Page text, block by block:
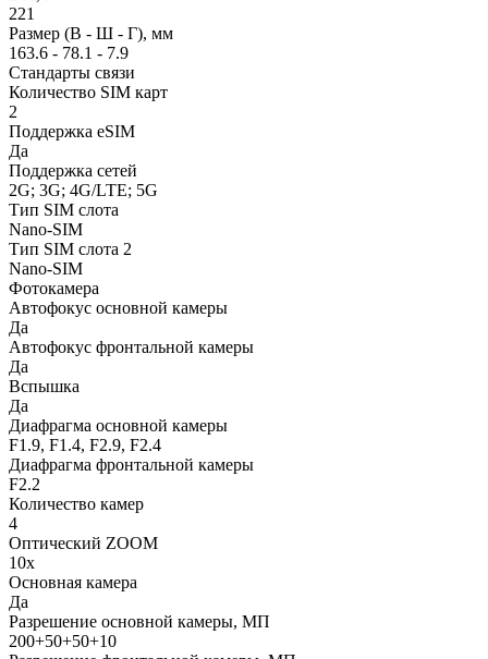
221
Размер (В - Ш - Г), мм
163.6 - 78.1 - 7.9
Стандарты связи
Количество SIM карт
2
Поддержка eSIM
Да
Поддержка сетей
2G; 3G; 4G/LTE; 5G
Тип SIM слота
Nano-SIM
Тип SIM слота 2
Nano-SIM
Фотокамера
Автофокус основной камеры
Да
Автофокус фронтальной камеры
Да
Вспышка
Да
Диафрагма основной камеры
F1.9, F1.4, F2.9, F2.4
Диафрагма фронтальной камеры
F2.2
Количество камер
4
Оптический ZOOM
10x
Основная камера
Да
Разрешение основной камеры, МП
200+50+50+10